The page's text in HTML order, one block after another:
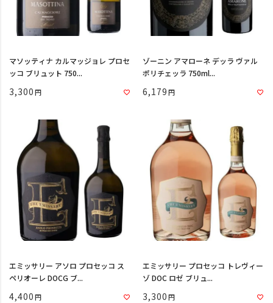
マソッティナ カルマッジョレ プロセ
ッコ ブリュット 750...
3,300
ゾーニン アマローネ デッラ ヴァル
ポリチェッラ 750ml...
6,179
エミッサリー アソロ プロセッコ ス
ペリオーレ DOCG ブ...
4,400
エミッサリー プロセッコ トレヴィー
ゾ DOC ロゼ ブリュ...
3,300